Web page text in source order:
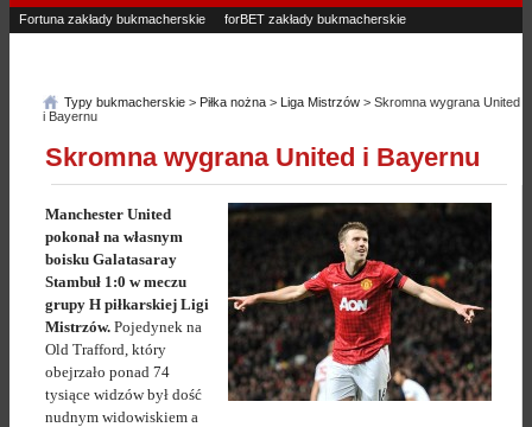
Fortuna zakłady bukmacherskie
forBET zakłady bukmacherskie
Typy bukmacherskie > Piłka nożna > Liga Mistrzów > Skromna wygrana United
i Bayernu
Skromna wygrana United i Bayernu
Manchester United
pokonał na własnym
boisku Galatasaray
Stambuł 1:0 w meczu
grupy H piłkarskiej Ligi
Mistrzów. Pojedynek na
Old Trafford, który
obejrzało ponad 74
tysiące widzów był dość
nudnym widowiskiem a